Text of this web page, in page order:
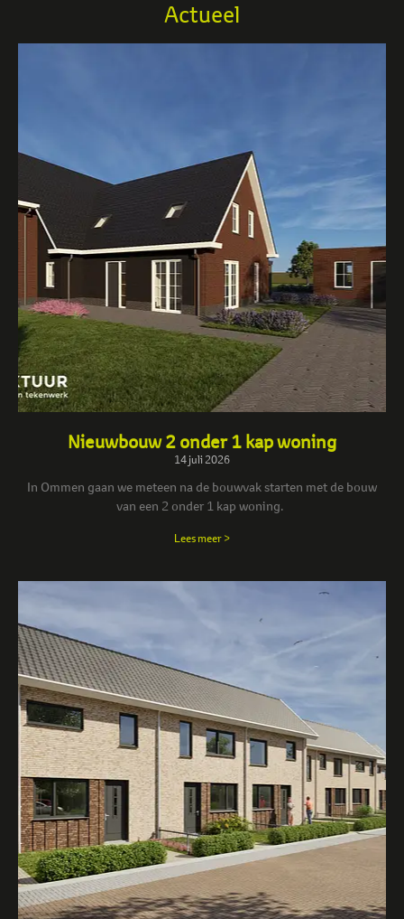
Actueel
Nieuwbouw 2 onder 1 kap woning
14 juli 2026
In Ommen gaan we meteen na de bouwvak starten met de bouw
van een 2 onder 1 kap woning.
Lees meer >